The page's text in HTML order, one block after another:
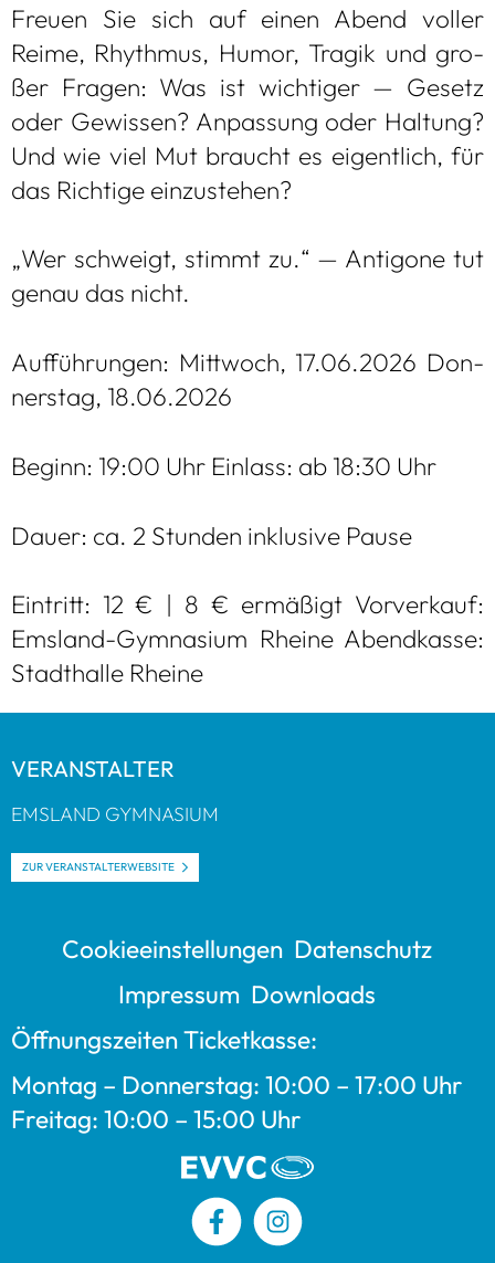
Freuen Sie sich auf einen Abend vol­ler
Reime, Rhyth­mus, Humor, Tra­gik und gro­
ßer Fra­gen: Was ist wich­ti­ger — Gesetz
oder Gewis­sen? Anpas­sung oder Hal­tung?
Und wie viel Mut braucht es eigent­lich, für
das Rich­tige ein­zu­ste­hen?
„Wer schweigt, stimmt zu.“ — Anti­gone tut
genau das nicht.
Auf­füh­run­gen: Mitt­woch, 17.06.2026 Don­
ners­tag, 18.06.2026
Beginn: 19:00 Uhr Ein­lass: ab 18:30 Uhr
Dauer: ca. 2 Stun­den inklu­sive Pause
Ein­tritt: 12 € | 8 € ermä­ßigt Vor­ver­kauf:
Ems­land-Gym­na­sium Rheine Abend­kasse:
Stadt­halle Rheine
VER­AN­STAL­TER
EMS­LAND GYM­NA­SIUM
ZUR VER­AN­STAL­TER­WEB­SITE
Coo­kie­ein­stel­lun­gen Daten­schutz
Impres­sum Down­loads
Öff­nungs­zei­ten Ticket­kasse:
Mon­tag – Don­ners­tag: 10:00 – 17:00 Uhr
Frei­tag: 10:00 – 15:00 Uhr
FacebookInstagram